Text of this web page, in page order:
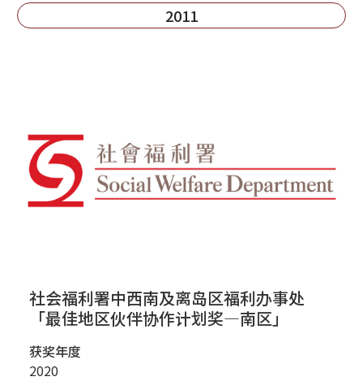
2011
社会福利署中西南及离岛区福利办事处
「最佳地区伙伴协作计划奖—南区」
获奖年度
2020